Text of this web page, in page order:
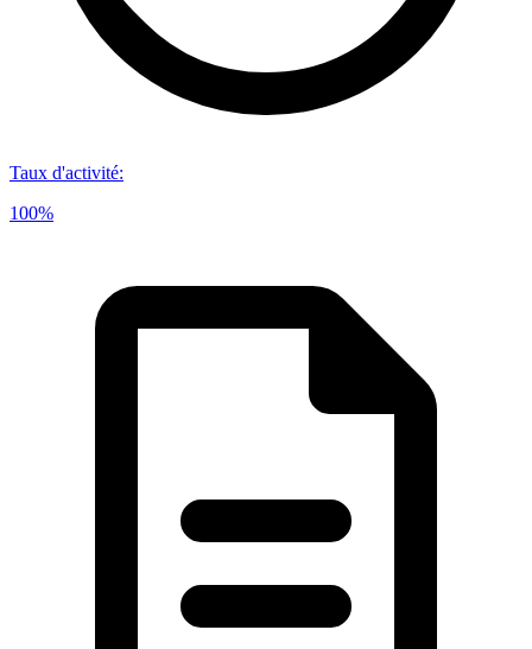
Taux d'activité:
100%